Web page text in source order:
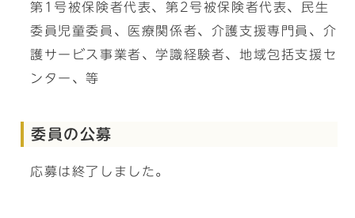
第1号被保険者代表、第2号被保険者代表、民生
委員児童委員、医療関係者、介護支援専門員、介
護サービス事業者、学識経験者、地域包括支援セ
ンター、等
委員の公募
応募は終了しました。